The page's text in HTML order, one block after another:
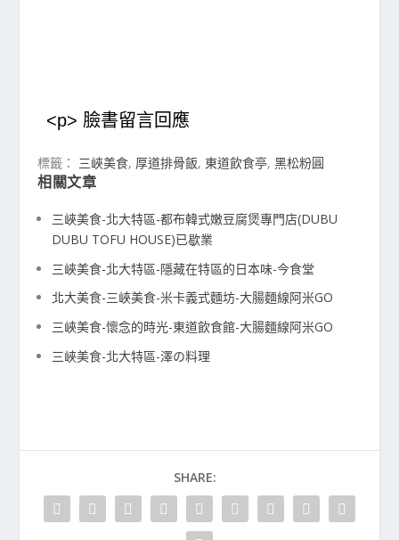
<p> 臉書留言回應
標籤： 三峽美食, 厚道排骨飯, 東道飲食亭,黑松粉圓
相關文章
三峽美食-北大特區-都布韓式嫩豆腐煲專門店(DUBU
DUBU TOFU HOUSE)已歇業
三峽美食-北大特區-隱藏在特區的日本味-今食堂
北大美食-三峽美食-米卡義式麵坊-大腸麵線阿米GO
三峽美食-懷念的時光-東道飲食館-大腸麵線阿米GO
三峽美食-北大特區-澤の料理
SHARE: